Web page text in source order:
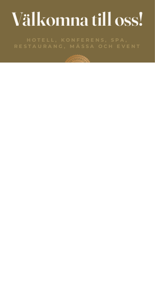
Välkomna till oss!
HOTELL, KONFERENS, SPA,
RESTAURANG, MÄSSA OCH EVENT